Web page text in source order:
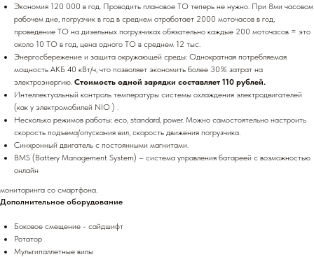
Экономия 120 000 в год. Проводить плановое ТО теперь не нужно. При 8ми часовом
рабочем дне, погрузчик в год в среднем отработает 2000 моточасов в год,
проведение ТО на дизельных погрузчиках обязательно каждые 200 моточасов = это
около 10 ТО в год, цена одного ТО в среднем 12 тыс.
Энергосбережение и защита окружающей среды: Однократная потребляемая
мощность АКБ 40 кВт/ч, что позволяет экономить более 30% затрат на
электроэнергию. Стоимость одной зарядки составляет 110 рублей.
Интеллектуальный контроль температуры системы охлаждения электродвигателей
(как у электромобилей NIO ) .
Несколько режимов работы: eco, standard, power. Можно самостоятельно настроить
скорость подъема/опускания вил, скорость движения погрузчика.
Синхронный двигатель с постоянными магнитами.
BMS (Battery Management System) – система управления батареей с возможностью
онлайн
мониторинга со смартфона.
Дополнительное оборудование
Боковое смещение - сайдшифт
Ротатор
Мультипаллетные вилы